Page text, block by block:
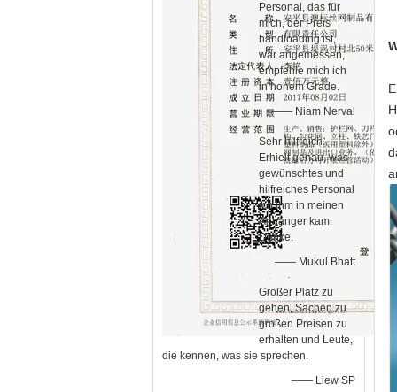
Personal, das für
mich, der Preis
handloading ist,
war angemessen,
empfehle mich ich
in hohem Grade.
—— Niam Nerval
Sehr hilfreich.
Erhielt genau, was
gewünschtes und
hilfreiches Personal
ich ihm in meinen
Anhänger kam.
Danke.
—— Mukul Bhatt
Großer Platz zu
gehen, Sachen zu
großen Preisen zu
erhalten und Leute,
die kennen, was sie sprechen.
—— Liew SP